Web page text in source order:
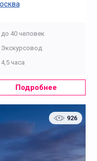
до 40 человек
Экскурсовод
4,5 часа
Подробнее
926